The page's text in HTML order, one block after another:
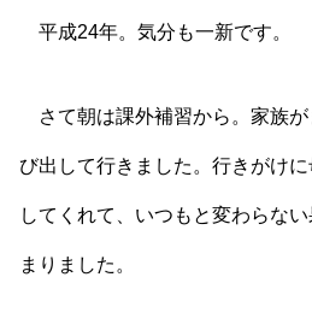
平成24年。気分も一新です。
さて朝は課外補習から。家族
び出して行きました。行きがけ
してくれて、いつもと変わらな
まりました。